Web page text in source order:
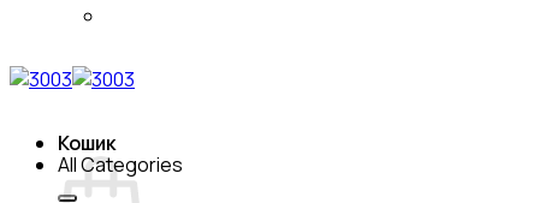
Кошик
All Categories